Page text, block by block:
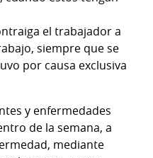
el trabajador a
siempre que se
por causa exclusiva
y enfermedades
de la semana, a
mediante